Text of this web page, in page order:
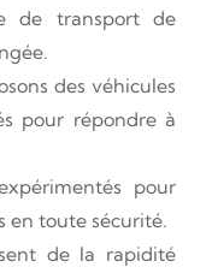
de transport de
des véhicules
pour répondre à
pour
en toute sécurité.
de la rapidité